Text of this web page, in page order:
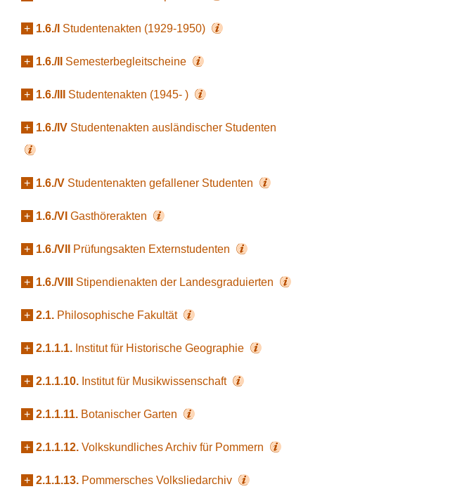
+ 1.6./I Studentenakten (1929-1950)
+ 1.6./II Semesterbegleitscheine
+ 1.6./III Studentenakten (1945- )
+ 1.6./IV Studentenakten ausländischer Studenten
+ 1.6./V Studentenakten gefallener Studenten
+ 1.6./VI Gasthörerakten
+ 1.6./VII Prüfungsakten Externstudenten
+ 1.6./VIII Stipendienakten der Landesgraduierten
+ 2.1. Philosophische Fakultät
+ 2.1.1.1. Institut für Historische Geographie
+ 2.1.1.10. Institut für Musikwissenschaft
+ 2.1.1.11. Botanischer Garten
+ 2.1.1.12. Volkskundliches Archiv für Pommern
+ 2.1.1.13. Pommersches Volksliedarchiv